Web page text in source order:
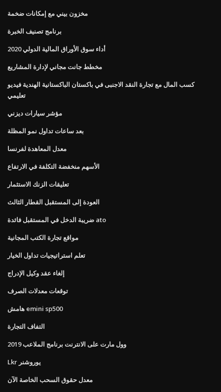
مخزون بيني مع إمكانات ضخمة
برنامج تصنيف الخبرة
أداء سوق الأوراق المالية الدولي 2020
مخطط جانت مجاني لإدارة المشاريع
كسب المال مع تجارة النقد الاجنبى في باكستان الباكستانية الهندية فيديو
تعليمي
مؤشر سيارات ديزني
بعد ساعات تداول نمو المظلة
معدل المعاهدة لفرنسا
الأسهم منخفضة التكلفة في الارتفاع
تعليقات الزنك الاستثمار
العودة إلى المستقبل القطار الثالث
ضريبة الدخل في المستقبل فائدة ato
مواقع تجارة الكتب المجانية
تعلم استراتيجيات تداول الخيار
إلغاء عقد وكيل الإدراج
توقعات معدلات الصرف
هامش emini sp500
التفاف التجارة
وول مارت على الانترنت برنامج الملاعب 2019
Lkr يوروشنر
معدل حقوق السحب الخاصة الآن